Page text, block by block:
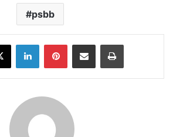
psbb
X LinkedInPinterestShare via Email Print